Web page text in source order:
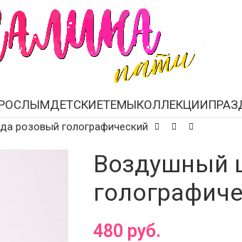
ДЕТСКИЕТЕМЫКОЛЛЕКЦИИ
розовый голографический
Воздушный
480 руб.